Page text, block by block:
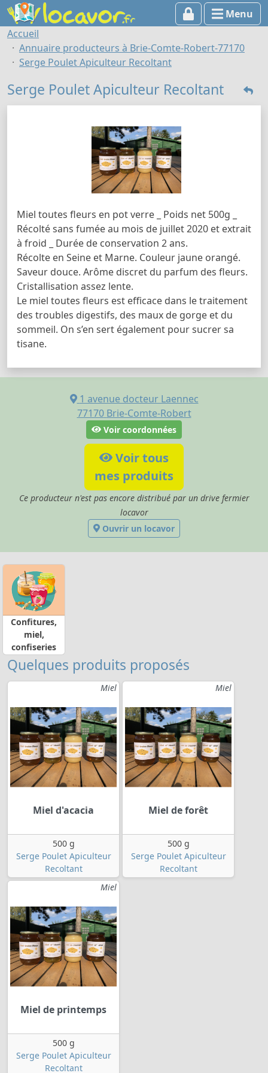
Menu
Accueil
Annuaire producteurs à Brie-Comte-Robert-77170
Serge Poulet Apiculteur Recoltant
Serge Poulet Apiculteur Recoltant
Miel toutes fleurs en pot verre _ Poids net 500g _
Récolté sans fumée au mois de juillet 2020 et extrait
à froid _ Durée de conservation 2 ans.
Récolte en Seine et Marne. Couleur jaune orangé.
Saveur douce. Arôme discret du parfum des fleurs.
Cristallisation assez lente.
Le miel toutes fleurs est efficace dans le traitement
des troubles digestifs, des maux de gorge et du
sommeil. On s’en sert également pour sucrer sa
tisane.
1 avenue docteur Laennec
77170 Brie-Comte-Robert
Voir coordonnées
Voir tous
mes produits
Ce producteur n'est pas encore distribué par un drive fermier
locavor
Ouvrir un locavor
Confitures,
miel,
confiseries
Quelques produits proposés
Miel
Miel d'acacia
500 g
Serge Poulet Apiculteur
Recoltant
Miel
Miel de forêt
500 g
Serge Poulet Apiculteur
Recoltant
Miel
Miel de printemps
500 g
Serge Poulet Apiculteur
Recoltant